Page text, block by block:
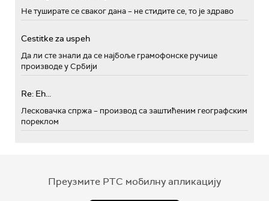
Не туширате се сваког дана – не стидите се, то је здраво
Cestitke za uspeh
Да ли сте знали да се најбоље грамофонске ручице
производе у Србији
Re: Eh...
Лесковачка спржа – производ са заштићеним географским
пореклом
Преузмите РТС мобилну апликацију